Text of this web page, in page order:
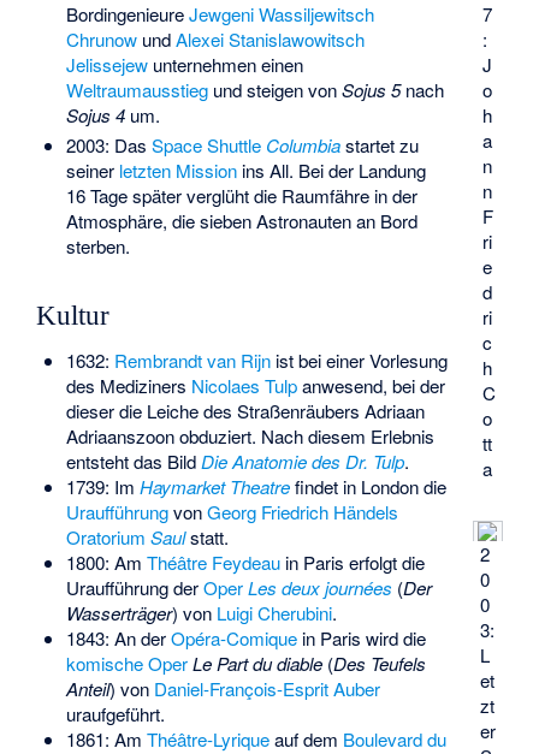
7
:
J
o
h
a
n
n
F
ri
e
d
ri
c
h
C
o
tt
a
BordingenieureJewgeni Wassiljewitsch
ChrunowundAlexei Stanislawowitsch
Jelissejewunternehmen einen
Weltraumausstiegund steigen vonSojus 5nach
Sojus 4um.
2
0
0
3:
L
et
zt
er
2003: Das Space Shuttle Columbiastartet zu
seiner letzten Missionins All. Bei der Landung
16 Tage später verglüht die Raumfähre in der
Atmosphäre, die sieben Astronauten an Bord
sterben.
Kultur
1632: Rembrandt van Rijnist bei einer Vorlesung
des Mediziners Nicolaes Tulpanwesend, bei der
dieser die Leiche des Straßenräubers Adriaan
Adriaanszoon obduziert. Nach diesem Erlebnis
entsteht das BildDie Anatomie des Dr. Tulp.
1739: Im Haymarket Theatrefindet in London die
UraufführungvonGeorg Friedrich Händels
Oratorium Saulstatt.
1800: Am Théâtre Feydeauin Paris erfolgt die
Uraufführung derOper Les deux journées (Der
Wasserträger) von Luigi Cherubini.
1843: An derOpéra-Comiquein Paris wird die
komische Oper Le Part du diable(Des Teufels
Anteil) von Daniel-François-Esprit Auber
uraufgeführt.
1861: Am Théâtre-Lyriqueauf dem Boulevard du